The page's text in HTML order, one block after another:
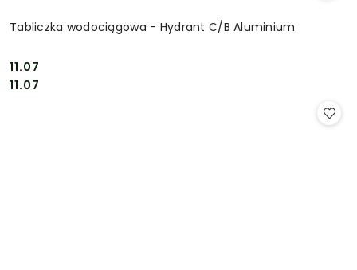
Tabliczka wodociągowa - Hydrant C/B Aluminium
Cena:
11.07
Cena:
11.07